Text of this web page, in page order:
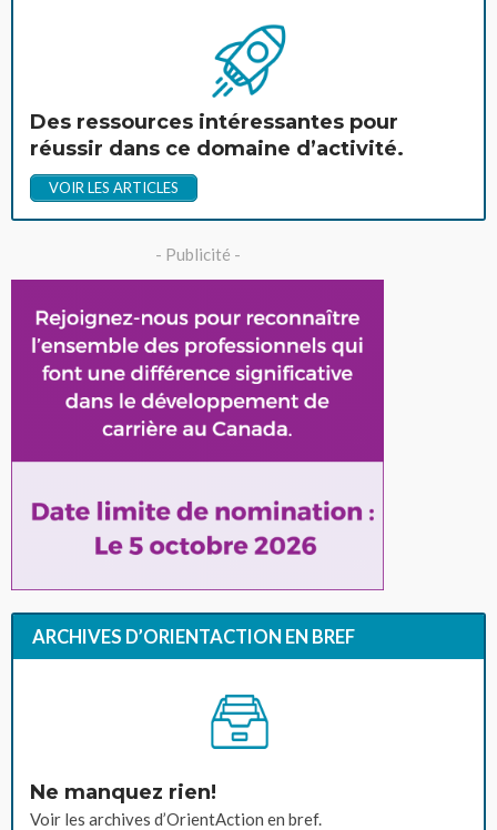
Des ressources intéressantes pour
réussir dans ce domaine d’activité.
VOIR LES ARTICLES
- Publicité -
ARCHIVES D’ORIENTACTION EN BREF
Ne manquez rien!
Voir les archives d’OrientAction en bref.